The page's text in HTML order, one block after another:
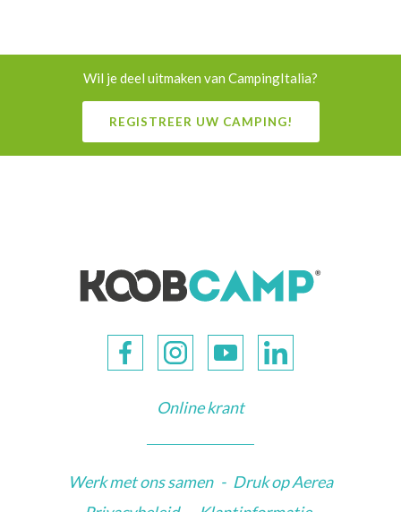
Wil je deel uitmaken van CampingItalia?
REGISTREER UW CAMPING!
Online krant
Werk met ons samen - Druk op Aerea